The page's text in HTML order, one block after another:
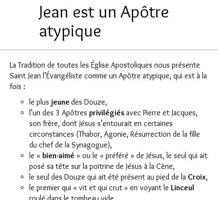
Jean est un Apôtre
atypique
La Tradition de toutes les Église Apostoliques nous présente
Saint Jean l’Évangéliste comme un Apôtre atypique, qui est à la
fois :
le plus jeune des Douze,
l’un des 3 Apôtres privilégiés avec Pierre et Jacques,
son frère, dont Jésus s’entourait en certaines
circonstances (Thabor, Agonie, Résurrection de la fille
du chef de la Synagogue),
le « bien-aimé » ou le « préféré » de Jésus, le seul qui ait
posé sa tête sur la poitrine de Jésus à la Cène,
le seul des Douze qui ait été présent au pied de la Croix,
le premier qui « vit et qui crut » en voyant le Linceul